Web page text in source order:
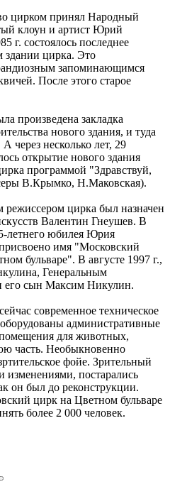
цирком принял Народный
клоун и артист Юрий
г. состоялось последнее
здании цирка. Это
запоминающимся
После этого старое
произведена закладка
нового здания, и туда
через несколько лет, 29
открытие нового здания
программой "Здравствуй,
В.Крымко, Н.Маковская).
цирка был назначен
Валентин Гнеушев. В
летнего юбилея Юрия
имя "Московский
бульваре". В августе 1997 г.,
Генеральным
его сын Максим Никулин.
современное техническое
административные
для животных,
часть. Необыкновенно
фойе. Зрительный
изменениями, постарались
он был до реконструкции.
цирк на Цветном бульваре
более 2 000 человек.